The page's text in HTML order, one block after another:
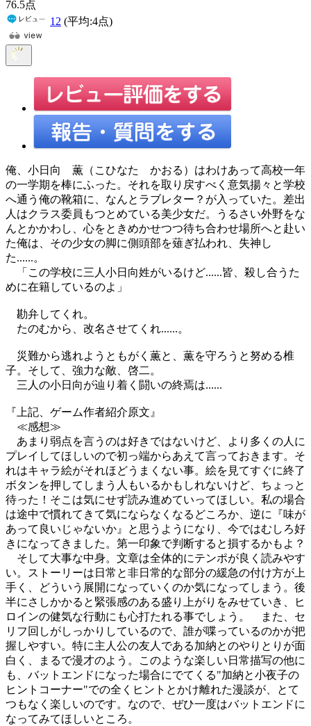
76.5点
12 (平均:4点)
俺、小日向 薫（こひなた かおる）はわけあって高校一年
の一学期を棒にふった。それを取り戻すべく意気揚々と学校
へ通う俺の靴箱に、なんとラブレター？が入っていた。差出
人はクラス委員もつとめている美少女だ。うるさい外野をな
んとかかわし、心をときめかせつつ待ち合わせ場所へと赴い
た俺は、その少女の脚に側頭部を薙ぎ払われ、失神し
た......。
「この学校に三人小日向姓がいるけど......皆、殺し合うた
めに在籍しているのよ」
勘弁してくれ。
たのむから、改名させてくれ......。
災難から逃れようともがく薫と、薫を守ろうと努める椎
子。そして、強力な敵、啓二。
三人の小日向が辿り着く闘いの終焉は......
『上記、ゲーム作者紹介原文』
≪感想≫
あまり弱点を言うのは好きではないけど、より多くの人に
プレイしてほしいので初っ端からあえて言っておきます。そ
れはキャラ絵がそれほどうまくない事。絵を見てすぐに終了
ボタンを押してしまう人もいるかもしれないけど、ちょっと
待った！そこは気にせず読み進めていってほしい。私の場合
は途中で慣れてきて気にならなくなるどころか、逆に『味が
あって良いじゃないか』と思うようになり、今ではむしろ好
きになってきました。第一印象で判断すると損するかもよ？
そして大事な中身。文章は全体的にテンポが良く読みやす
い。ストーリーは日常と非日常的な部分の緩急の付け方が上
手く、どういう展開になっていくのか気になってしまう。後
半にさしかかると緊張感のある盛り上がりをみせていき、ヒ
ロインの健気な行動にも心打たれる事でしょう。 また、セ
リフ回しがしっかりしているので、誰が喋っているのかが把
握しやすい。特に主人公の友人である加納とのやりとりが面
白く、まるで漫才のよう。このような楽しい日常描写の他に
も、バットエンドになった場合にでてくる"加納と小夜子の
ヒントコーナー"での全くヒントとかけ離れた漫談が、とて
つもなく楽しいのです。なので、ぜひ一度はバットエンドに
なってみてほしいところ。